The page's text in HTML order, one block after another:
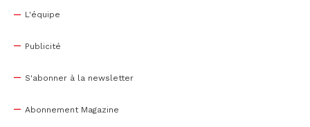
L'équipe
Publicité
S'abonner à la newsletter
Abonnement Magazine